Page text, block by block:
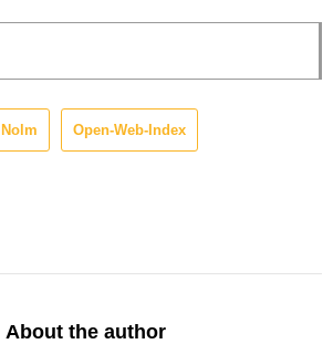
Nolm Open-Web-Index
About the author